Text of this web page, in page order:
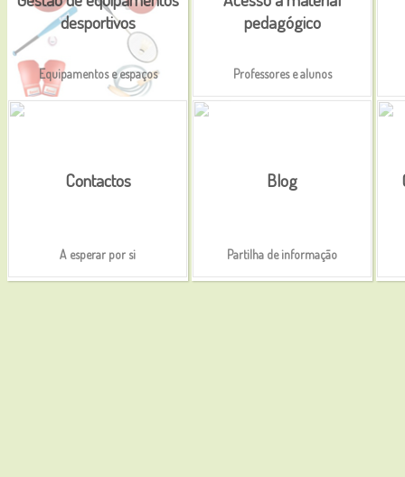
desportivos
Equipamentos e espaços
pedagógico
Professores e alunos
Contactos
A esperar por si
Blog
Partilha de informação